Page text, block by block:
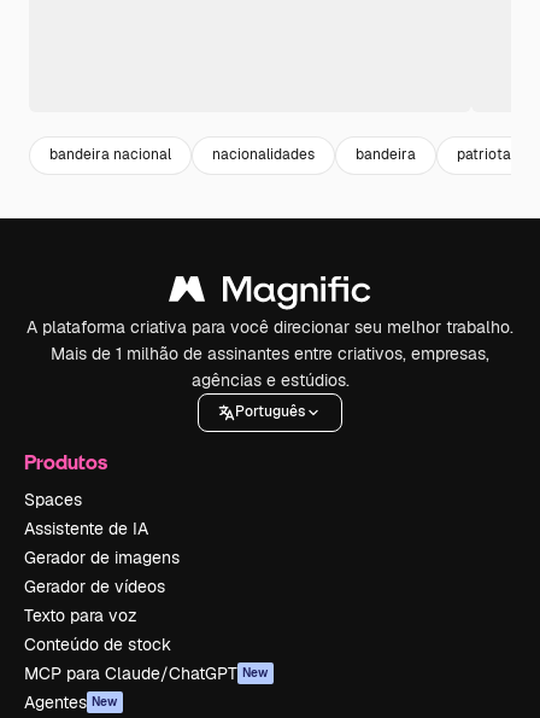
bandeira nacional nacionalidades bandeira patriota
A plataforma criativa para você direcionar seu melhor trabalho.
Mais de 1 milhão de assinantes entre criativos, empresas,
agências e estúdios.
Português
Produtos
Spaces
Assistente de IA
Gerador de imagens
Gerador de vídeos
Texto para voz
Conteúdo de stock
MCP para Claude/ChatGPT New
Agentes New